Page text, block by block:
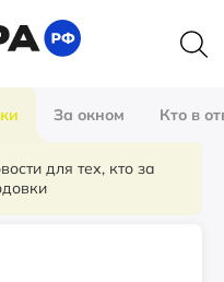
За окном Кто в
для тех, кто за